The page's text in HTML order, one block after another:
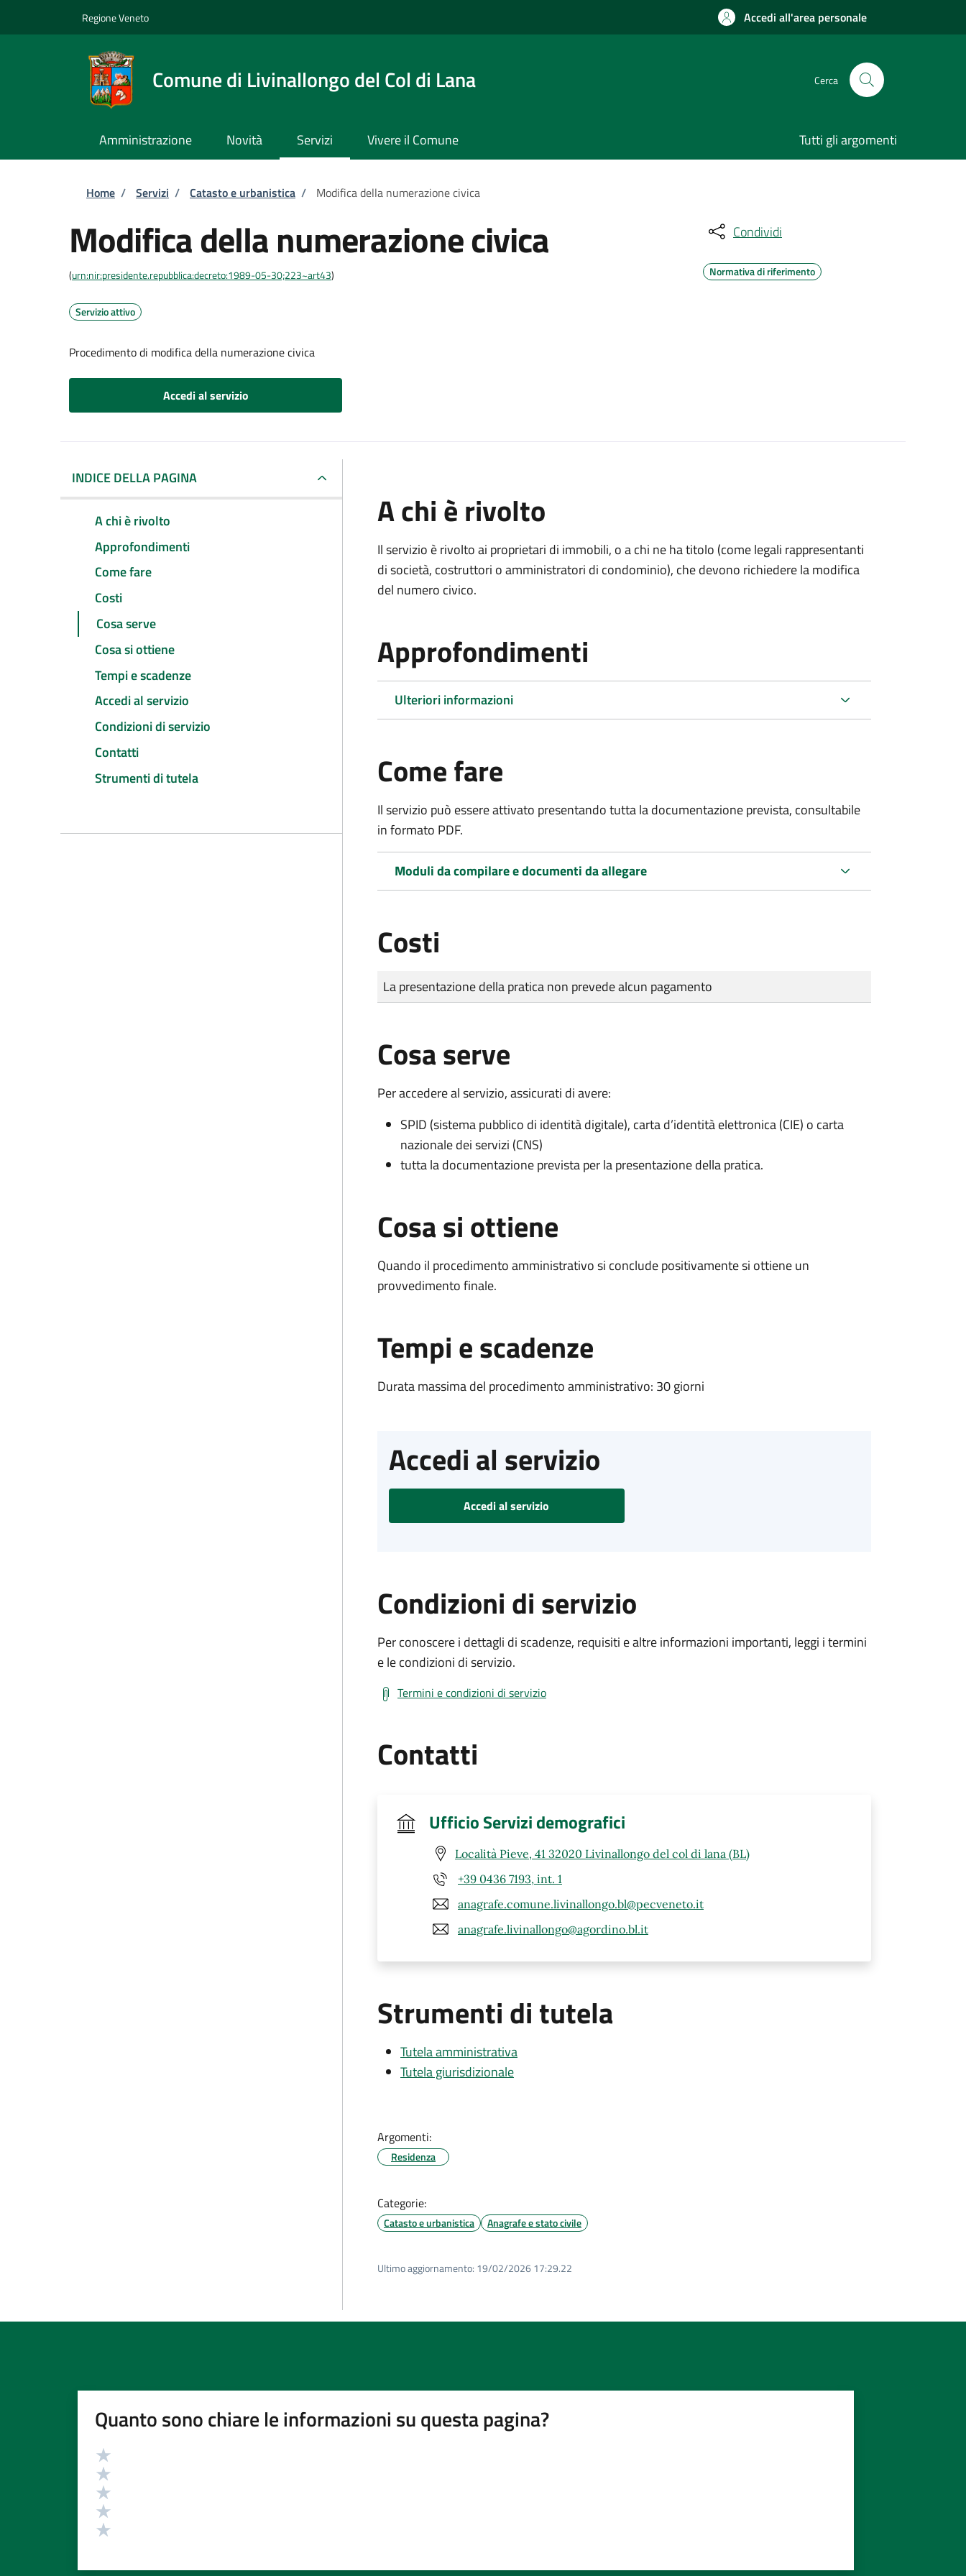
Regione Veneto Accedi all'area personale
Comune di Livinallongo del Col di Lana Cerca
Amministrazione Novità Servizi Vivere il Comune Tutti gli argomenti
Briciole di pane
Home / Servizi / Catasto e urbanistica / Modifica della numerazione civica
Modifica della numerazione civica
(urn:nir:presidente.repubblica:decreto:1989-05-30;223~art43)
Servizio attivo
Procedimento di modifica della numerazione civica
Accedi al servizio
Condividi
Normativa di riferimento
INDICE DELLA PAGINA
A chi è rivolto
Approfondimenti
Come fare
Costi
Cosa serve
Cosa si ottiene
Tempi e scadenze
Accedi al servizio
Condizioni di servizio
Contatti
Strumenti di tutela
A chi è rivolto
Il servizio è rivolto ai proprietari di immobili, o a chi ne ha titolo (come legali rappresentanti
di società, costruttori o amministratori di condominio), che devono richiedere la modifica
del numero civico.
Approfondimenti
Ulteriori informazioni
Come fare
Il servizio può essere attivato presentando tutta la documentazione prevista, consultabile
in formato PDF.
Moduli da compilare e documenti da allegare
Costi
Tipo di pagamento
Importo
La presentazione della pratica non prevede alcun pagamento
Cosa serve
Per accedere al servizio, assicurati di avere:
SPID (sistema pubblico di identità digitale), carta d’identità elettronica (CIE) o carta
nazionale dei servizi (CNS)
tutta la documentazione prevista per la presentazione della pratica.
Cosa si ottiene
Quando il procedimento amministrativo si conclude positivamente si ottiene un
provvedimento finale.
Tempi e scadenze
Durata massima del procedimento amministrativo: 30 giorni
Accedi al servizio
Accedi al servizio
Condizioni di servizio
Per conoscere i dettagli di scadenze, requisiti e altre informazioni importanti, leggi i termini
e le condizioni di servizio.
Termini e condizioni di servizio
Contatti
Ufficio Servizi demografici
Località Pieve, 41 32020 Livinallongo del col di lana (BL)
+39 0436 7193, int. 1
anagrafe.comune.livinallongo.bl@pecveneto.it
anagrafe.livinallongo@agordino.bl.it
Strumenti di tutela
Tutela amministrativa
Tutela giurisdizionale
Argomenti:
Residenza
Categorie:
Catasto e urbanistica Anagrafe e stato civile
Ultimo aggiornamento: 19/02/2026 17:29.22
Quanto sono chiare le informazioni su questa pagina?
Valutazione